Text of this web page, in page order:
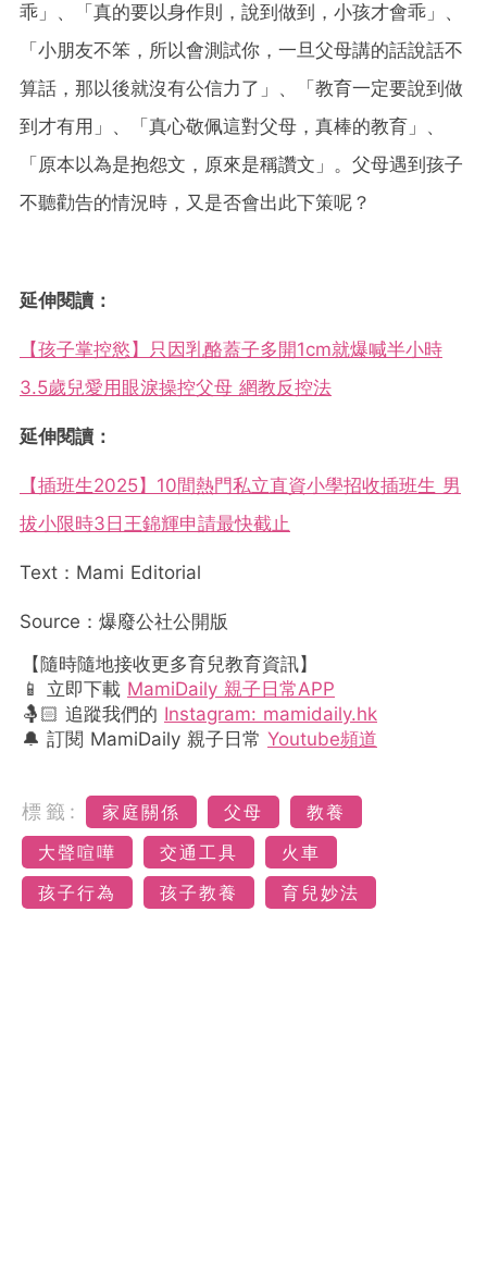
乖」、「真的要以身作則，說到做到，小孩才會乖」、
「小朋友不笨，所以會測試你，一旦父母講的話說話不
算話，那以後就沒有公信力了」、「教育一定要說到做
到才有用」、「真心敬佩這對父母，真棒的教育」、
「原本以為是抱怨文，原來是稱讚文」。父母遇到孩子
不聽勸告的情況時，又是否會出此下策呢？
延伸閱讀：
【孩子掌控慾】只因乳酪蓋子多開1cm就爆喊半小時
3.5歲兒愛用眼淚操控父母 網教反控法
延伸閱讀：
【插班生2025】10間熱門私立直資小學招收插班生 男
拔小限時3日王錦輝申請最快截止
Text：Mami Editorial
Source：爆廢公社公開版
【隨時隨地接收更多育兒教育資訊】
📱 立即下載 MamiDaily 親子日常APP
🤱🏻 追蹤我們的 Instagram: mamidaily.hk
🔔 訂閱 MamiDaily 親子日常 Youtube頻道
標籤: 家庭關係 父母
教養
大聲喧嘩
交通工具
火車
孩子行為
孩子教養 育兒妙法